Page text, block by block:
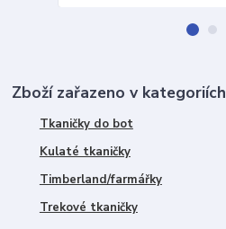
Zboží zařazeno v kategoriích
Tkaničky do bot
Kulaté tkaničky
Timberland/farmářky
Trekové tkaničky